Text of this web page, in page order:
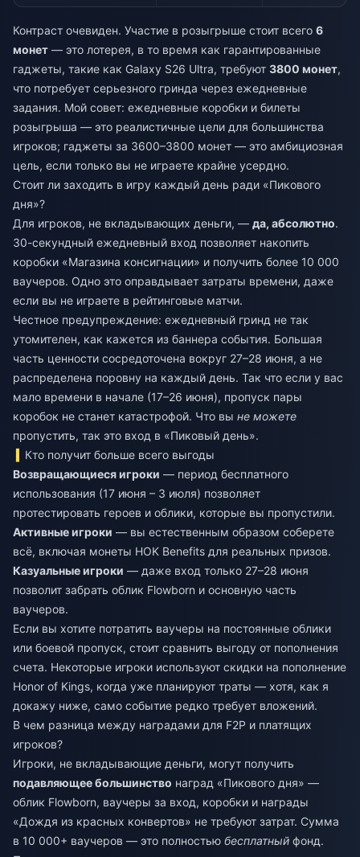
Контраст очевиден. Участие в розыгрыше стоит всего 6
монет — это лотерея, в то время как гарантированные
гаджеты, такие как Galaxy S26 Ultra, требуют 3800 монет,
что потребует серьезного гринда через ежедневные
задания. Мой совет: ежедневные коробки и билеты
розыгрыша — это реалистичные цели для большинства
игроков; гаджеты за 3600–3800 монет — это амбициозная
цель, если только вы не играете крайне усердно.
Стоит ли заходить в игру каждый день ради «Пикового
дня»?
Для игроков, не вкладывающих деньги, — да, абсолютно.
30-секундный ежедневный вход позволяет накопить
коробки «Магазина консигнации» и получить более 10 000
ваучеров. Одно это оправдывает затраты времени, даже
если вы не играете в рейтинговые матчи.
Честное предупреждение: ежедневный гринд не так
утомителен, как кажется из баннера события. Большая
часть ценности сосредоточена вокруг 27–28 июня, а не
распределена поровну на каждый день. Так что если у вас
мало времени в начале (17–26 июня), пропуск пары
коробок не станет катастрофой. Что вы не можете
пропустить, так это вход в «Пиковый день».
Кто получит больше всего выгоды
Возвращающиеся игроки — период бесплатного
использования (17 июня – 3 июля) позволяет
протестировать героев и облики, которые вы пропустили.
Активные игроки — вы естественным образом соберете
всё, включая монеты HOK Benefits для реальных призов.
Казуальные игроки — даже вход только 27–28 июня
позволит забрать облик Flowborn и основную часть
ваучеров.
Если вы хотите потратить ваучеры на постоянные облики
или боевой пропуск, стоит сравнить выгоду от пополнения
счета. Некоторые игроки используют скидки на пополнение
Honor of Kings, когда уже планируют траты — хотя, как я
докажу ниже, само событие редко требует вложений.
В чем разница между наградами для F2P и платящих
игроков?
Игроки, не вкладывающие деньги, могут получить
подавляющее большинство наград «Пикового дня» —
облик Flowborn, ваучеры за вход, коробки и награды
«Дождя из красных конвертов» не требуют затрат. Сумма
в 10 000+ ваучеров — это полностью бесплатный фонд.